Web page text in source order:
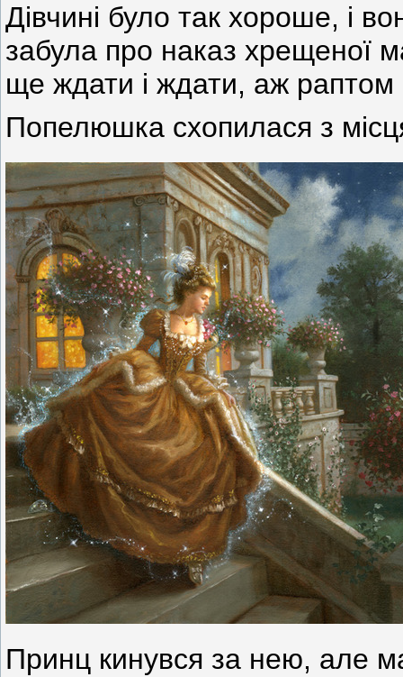
Дівчині було так хороше, і
забула про наказ хрещеної
ще ждати і ждати, аж раптом
Попелюшка схопилася з місця
Принц кинувся за нею, але